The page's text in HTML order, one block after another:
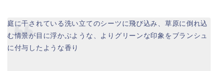
庭に干されている洗い立てのシーツに飛び込み、草原に倒れ込
む情景が目に浮かぶような、よりグリーンな印象をブランシュ
に付与したような香り